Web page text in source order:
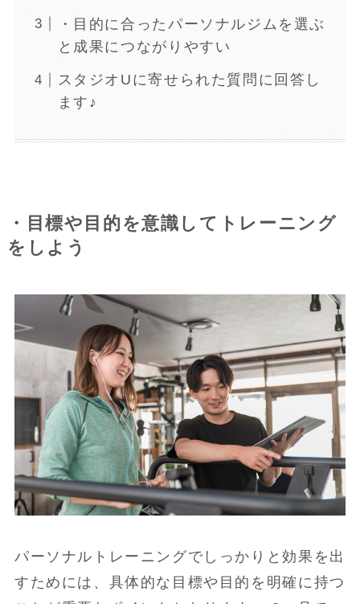
・目的に合ったパーソナルジムを選ぶ
と成果につながりやすい
スタジオUに寄せられた質問に回答し
ます♪
・目標や目的を意識してトレーニング
をしよう
パーソナルトレーニングでしっかりと効果を出
すためには、具体的な目標や目的を明確に持つ